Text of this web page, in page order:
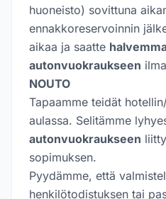
huoneisto) sovittuna
ennakkoreservoinnin
aikaa ja saatte
autonvuokraukseen
NOUTO
Tapaamme teidät
aulassa. Selitämme
autonvuokraukseen
sopimuksen.
Pyydämme, että
henkilötodistuksen tai